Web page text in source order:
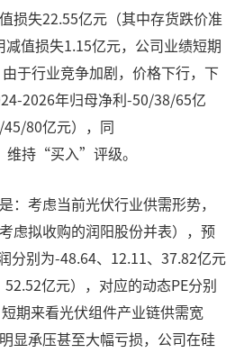
损失22.55亿元（其中存货跌价准
值损失1.15亿元，公司业绩短期
于行业竞争加剧，价格下行，下
2026年归母净利-50/38/65亿
45/80亿元），同
维持“买入”评级。
：考虑当前光伏行业供需形势，
虑拟收购的润阳股份并表），预
分别为-48.64、12.11、37.82亿元
52.52亿元），对应的动态PE分别
期来看光伏组件产业链供需宽
显承压甚至大幅亏损，公司在硅